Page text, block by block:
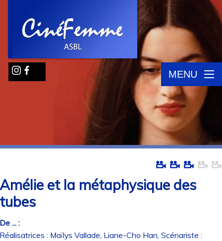
MENU
et la métaphysique des
... :
: Maïlys Vallade, Liane-Cho Han, Scénariste :